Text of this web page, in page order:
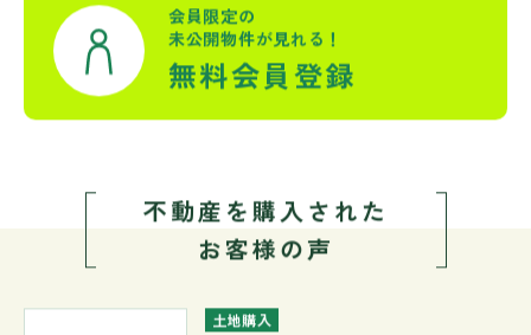
会員限定の
未公開物件が見れる！
無料会員登録
不動産を購入された
お客様の声
土地購入